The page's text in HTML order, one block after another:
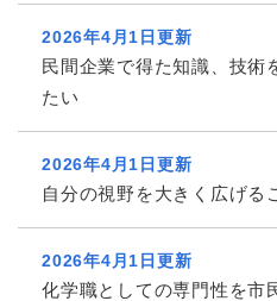
2026年4月1日更新
民間企業で得た知識、技術
たい
2026年4月1日更新
自分の視野を大きく広げる
2026年4月1日更新
化学職としての専門性を市